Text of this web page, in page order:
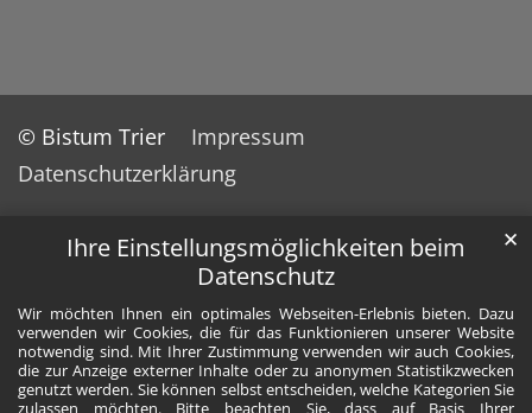
Ihre Einstellungsmöglichkeiten beim
Datenschutz
Wir möchten Ihnen ein optimales Webseiten-Erlebnis bieten. Dazu
verwenden wir Cookies, die für das Funktionieren unserer Website
notwendig sind. Mit Ihrer Zustimmung verwenden wir auch Cookies,
die zur Anzeige externer Inhalte oder zu anonymen Statistikzwecken
genutzt werden. Sie können selbst entscheiden, welche Kategorien Sie
zulassen möchten. Bitte beachten Sie, dass auf Basis Ihrer
✕
© Bistum Trier
Impressum
Datenschutzerklärung